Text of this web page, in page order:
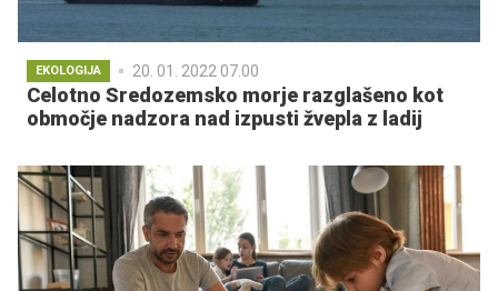
EKOLOGIJA 20. 01. 2022 07.00
Celotno Sredozemsko morje razglašeno kot
območje nadzora nad izpusti žvepla z ladij